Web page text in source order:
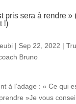
pris sera à rendre »
!)
| Sep 22, 2022 |
Bruno
à l’adage : « Ce qui
»Je vous